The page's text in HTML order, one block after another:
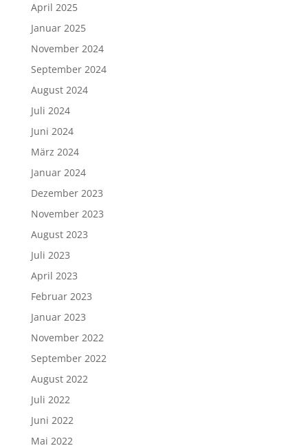
April 2025
Januar 2025
November 2024
September 2024
August 2024
Juli 2024
Juni 2024
März 2024
Januar 2024
Dezember 2023
November 2023
August 2023
Juli 2023
April 2023
Februar 2023
Januar 2023
November 2022
September 2022
August 2022
Juli 2022
Juni 2022
Mai 2022